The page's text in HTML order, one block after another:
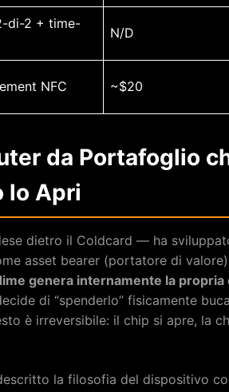
di-2 + time-
N/D
NFC ~$20
da Portafoglio
lo Apri
dietro il Coldcard — ha
asset bearer (portatore di
genera internamente la
di “spenderlo” fisicamente
è irreversibile: il chip si apre, la
la filosofia del dispositivo